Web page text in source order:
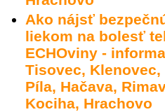
Ako nájsť
liekom na bolesť
ECHOviny -
Tisovec,
Píla, Hačava,
Kociha, Hrachovo